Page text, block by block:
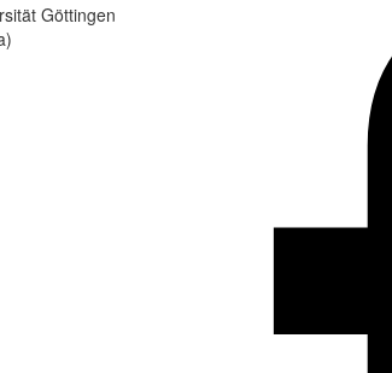
Göttingen